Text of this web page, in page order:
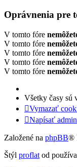
Oprávnenia pre
V tomto fóre
V tomto fóre
V tomto fóre
V tomto fóre
V tomto fóre
Všetky časy sú
Vymazať
Napísať
Založené na phpBB®
Štýl proflat od